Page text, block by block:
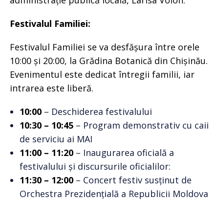
Festivalul Familiei:
Festivalul Familiei se va desfășura între orele
10:00 și 20:00, la Grădina Botanică din Chișinău.
Evenimentul este dedicat întregii familii, iar
intrarea este liberă.
10:00 – Deschiderea festivalului
10:30 – 10:45 – Program demonstrativ cu caii
de serviciu ai MAI
11:00 – 11:20 – Inaugurarea oficială a
festivalului și discursurile oficialilor:
11:30 – 12:00 – Concert festiv susținut de
Orchestra Prezidențială a Republicii Moldova